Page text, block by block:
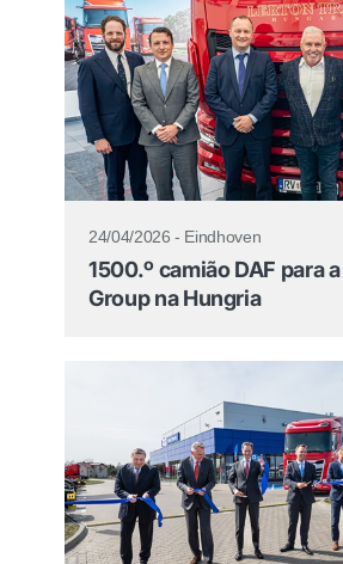
24/04/2026 - Eindhoven
1500.º camião DAF para
Group na Hungria